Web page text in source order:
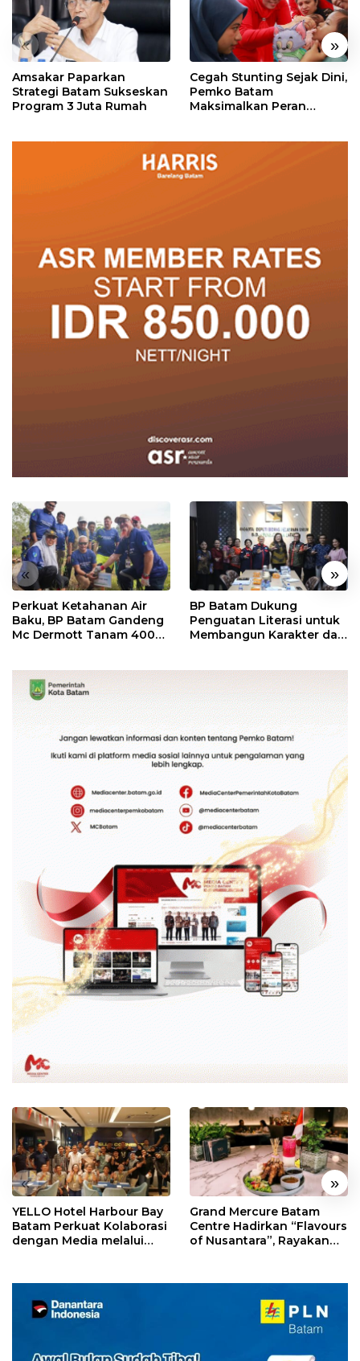
« »
Amsakar Paparkan
Strategi Batam Sukseskan
Program 3 Juta Rumah
Cegah Stunting Sejak Dini,
Pemko Batam
Maksimalkan Peran
« »
Perkuat Ketahanan Air
Baku, BP Batam Gandeng
Mc Dermott Tanam 400
BP Batam Dukung
Penguatan Literasi untuk
Membangun Karakter dan
« »
YELLO Hotel Harbour Bay
Batam Perkuat Kolaborasi
dengan Media melalui
Grand Mercure Batam
Centre Hadirkan “Flavours
of Nusantara”, Rayakan